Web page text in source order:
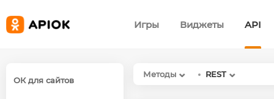
Игры Виджеты API
ОК для сайтов
Методы REST